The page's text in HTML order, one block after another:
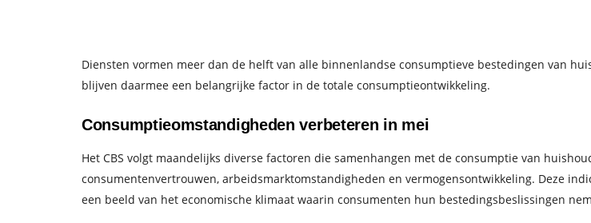
Diensten vormen meer dan de helft van alle binnenlandse consumptieve bestedingen van
blijven daarmee een belangrijke factor in de totale consumptieontwikkeling.
Consumptieomstandigheden verbeteren in mei
Het CBS volgt maandelijks diverse factoren die samenhangen met de consumptie van
consumentenvertrouwen, arbeidsmarktomstandigheden en vermogensontwikkeling. Deze
een beeld van het economische klimaat waarin consumenten hun bestedingsbeslissingen